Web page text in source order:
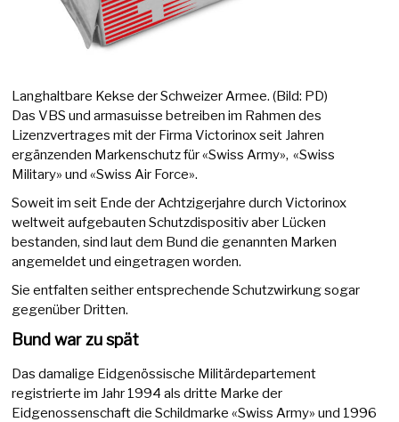
Langhaltbare Kekse der Schweizer Armee. (Bild: PD)
Das VBS und armasuisse betreiben im Rahmen des
Lizenzvertrages mit der Firma Victorinox seit Jahren
ergänzenden Markenschutz für «Swiss Army», «Swiss
Military» und «Swiss Air Force».
Soweit im seit Ende der Achtzigerjahre durch Victorinox
weltweit aufgebauten Schutzdispositiv aber Lücken
bestanden, sind laut dem Bund die genannten Marken
angemeldet und eingetragen worden.
Sie entfalten seither entsprechende Schutzwirkung sogar
gegenüber Dritten.
Bund war zu spät
Das damalige Eidgenössische Militärdepartement
registrierte im Jahr 1994 als dritte Marke der
Eidgenossenschaft die Schildmarke «Swiss Army» und 1996